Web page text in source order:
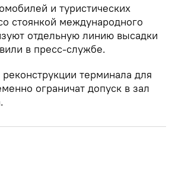
и туристических
стоянкой международного
отдельную линию высадки
в пресс-службе.
терминала для
ограничат допуск в зал